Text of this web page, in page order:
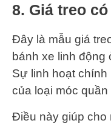
8. Giá treo
Đây là mẫu giá
bánh xe linh
Sự linh hoạt
của loại móc quần
Điều này giúp cho